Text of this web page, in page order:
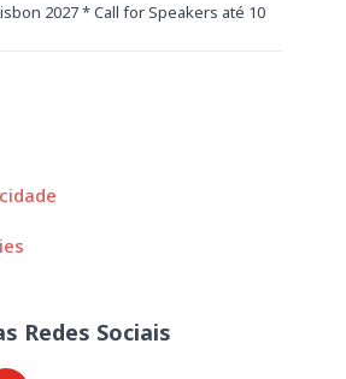
2027 * Call for Speakers até 10
Redes Sociais